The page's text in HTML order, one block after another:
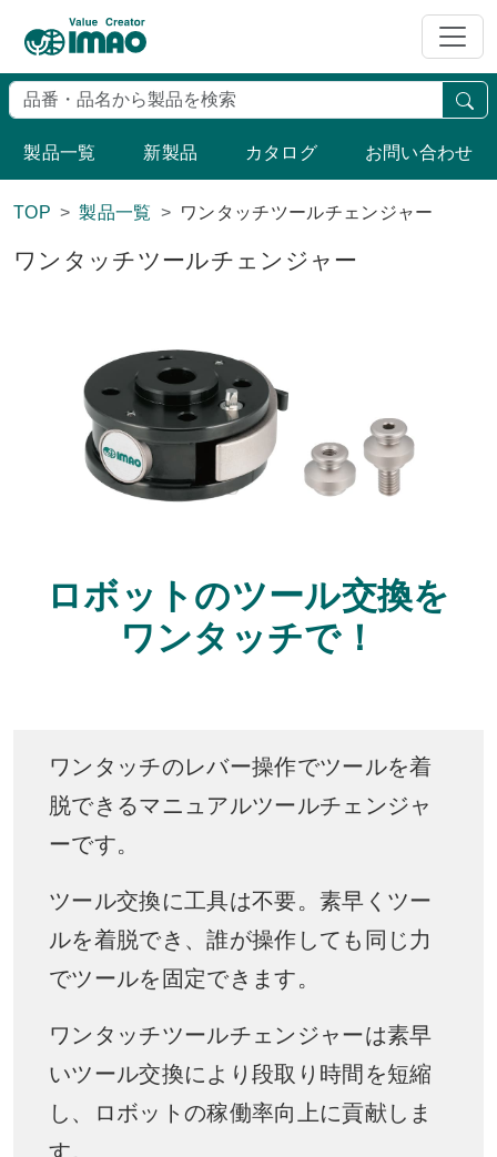
製品一覧 新製品 カタログ お問い合わせ
TOP 製品一覧 ワンタッチツールチェンジャー
ワンタッチツールチェンジャー
ロボットのツール交換を
ワンタッチで！
ワンタッチのレバー操作でツールを着
脱できるマニュアルツールチェンジャ
ーです。
ツール交換に工具は不要。素早くツー
ルを着脱でき、誰が操作しても同じ力
でツールを固定できます。
ワンタッチツールチェンジャーは素早
いツール交換により段取り時間を短縮
し、ロボットの稼働率向上に貢献しま
す。